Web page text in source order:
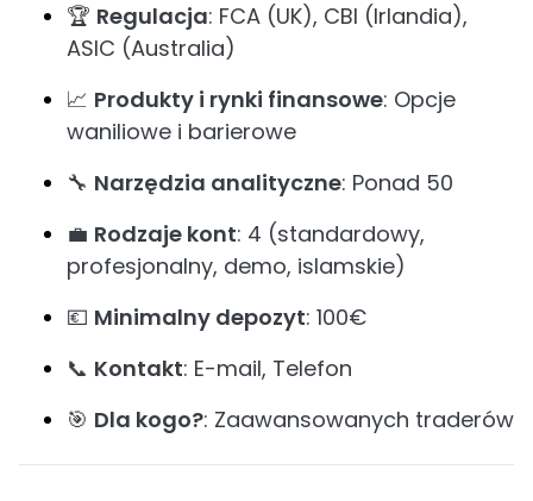
🏆 Regulacja: FCA (UK), CBI (Irlandia),
ASIC (Australia)
📈 Produkty i rynki finansowe: Opcje
waniliowe i barierowe
🔧 Narzędzia analityczne: Ponad 50
💼 Rodzaje kont: 4 (standardowy,
profesjonalny, demo, islamskie)
💶 Minimalny depozyt: 100€
📞 Kontakt: E-mail, Telefon
🎯 Dla kogo?: Zaawansowanych traderów